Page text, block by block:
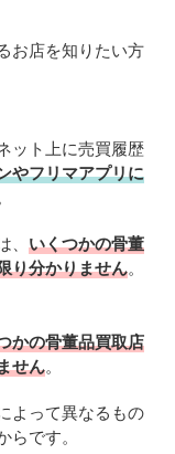
お店を知りたい方
ット上に売買履歴
やフリマアプリに
いくつかの骨董
り分かりません。
かの骨董品買取店
せん。
よって異なるもの
です。